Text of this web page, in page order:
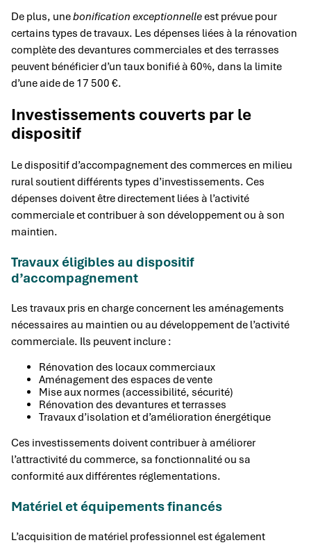
De plus, unebonification exceptionnelleest prévue pour
certains types de travaux. Les dépenses liées à la rénovation
complète des devantures commerciales et des terrasses
peuvent bénéficier d’un taux bonifié à 60%, dans la limite
d’une aide de 17 500 €.
Investissements couverts par le
dispositif
Le dispositif d’accompagnement des commerces en milieu
rural soutient différents types d’investissements. Ces
dépenses doivent être directement liées à l’activité
commerciale et contribuer à son développement ou à son
maintien.
Travaux éligibles au dispositif
d’accompagnement
Les travaux pris en charge concernent les aménagements
nécessaires au maintien ou au développement de l’activité
commerciale. Ils peuvent inclure :
Rénovation des locaux commerciaux
Aménagement des espaces de vente
Mise aux normes (accessibilité, sécurité)
Rénovation des devantures et terrasses
Travaux d’isolation et d’amélioration énergétique
Ces investissements doivent contribuer à améliorer
l’attractivité du commerce, sa fonctionnalité ou sa
conformité aux différentes réglementations.
Matériel et équipements financés
L’acquisition de matériel professionnel est également